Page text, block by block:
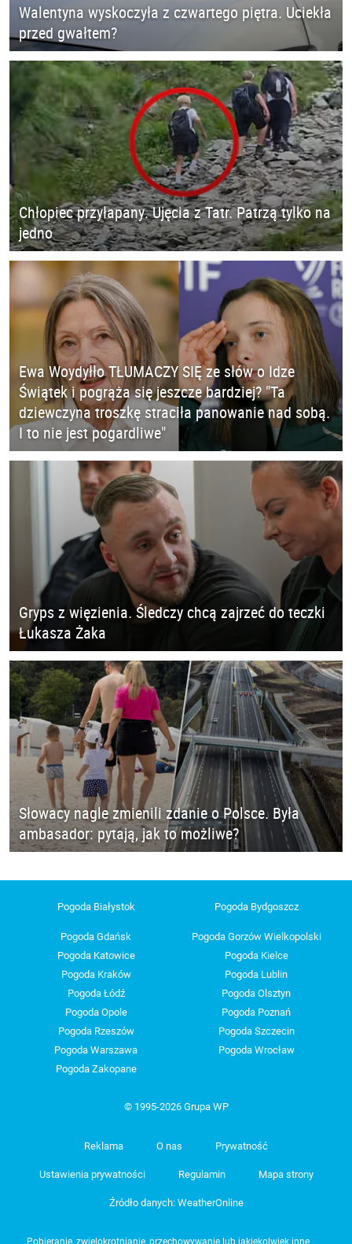
Walentyna wyskoczyła z czwartego piętra. Uciekła
przed gwałtem?
Chłopiec przyłapany. Ujęcia z Tatr. Patrzą tylko na
jedno
Ewa Woydyłło TŁUMACZY SIĘ ze słów o Idze
Świątek i pogrąża się jeszcze bardziej? "Ta
dziewczyna troszkę straciła panowanie nad sobą.
I to nie jest pogardliwe"
Gryps z więzienia. Śledczy chcą zajrzeć do teczki
Łukasza Żaka
Słowacy nagle zmienili zdanie o Polsce. Była
ambasador: pytają, jak to możliwe?
Pogoda Białystok Pogoda Bydgoszcz
Pogoda Gdańsk
Pogoda Gorzów Wielkopolski
Pogoda Katowice
Pogoda Kielce
Pogoda Kraków
Pogoda Lublin
Pogoda Łódź
Pogoda Olsztyn
Pogoda Opole
Pogoda Poznań
Pogoda Rzeszów
Pogoda Szczecin
Pogoda Warszawa
Pogoda Wrocław
Pogoda Zakopane
© 1995-2026 Grupa WP
Reklama O nas Prywatność
Ustawienia prywatności Regulamin Mapa strony
Źródło danych: WeatherOnline
Pobieranie, zwielokrotnianie, przechowywanie lub jakiekolwiek inne